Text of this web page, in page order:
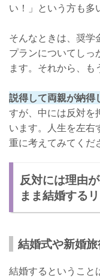
い！」という方も多
そんなときは、奨学
プランについてしっ
ます。それから、も
説得して両親が納得
すが、中には反対を
います。人生を左右
重に考えてみてくだ
反対には理由
まま結婚する
結婚式や新婚
結婚するということ